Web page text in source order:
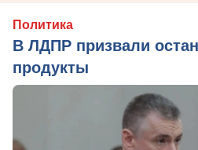
Политика
В ЛДПР призвали
продукты